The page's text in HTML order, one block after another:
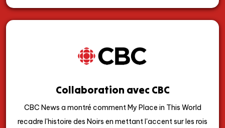
Collaboration avec CBC
CBC News a montré comment My Place in This World
recadre l'histoire des Noirs en mettant l'accent sur les rois